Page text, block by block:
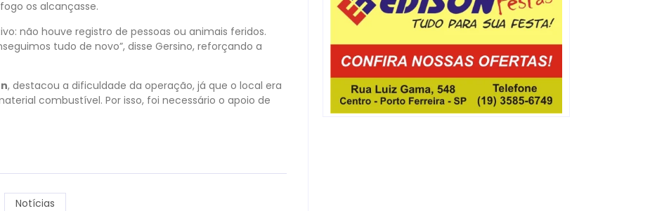
os alcançasse.
não houve registro de pessoas ou animais feridos.
tudo de novo”, disse Gersino, reforçando a
, destacou a dificuldade da operação, já que o local era
combustível. Por isso, foi necessário o apoio de
Notícias